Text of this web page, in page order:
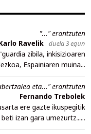
"..." erantzuten
Ravelik duela 3 egun
zibila, inkisizioaren
Espainiaren muina...
eta..." erantzuten
Fernando Trebolek
ere gazte ikuspegitik
izan gara umezurtz......